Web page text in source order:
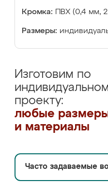
Кромка: ПВХ (0,4 мм,
Размеры:
Изготовим по
проекту:
любые
и материалы
Часто задаваемые